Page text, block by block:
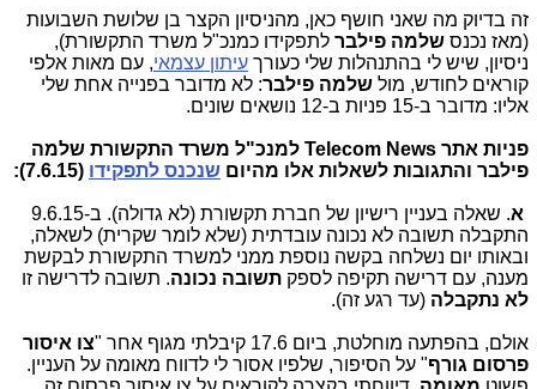
זה בדיוק מה שאני חושף כאן, מהניסיון הקצר בן שלושת השבועות
(מאז נכנס שלמה פילבר לתפקידו כמנכ"ל משרד התקשורת),
ניסיון, שיש לי בהתנהלות שלי כעורך עיתון עצמאי, עם מאות אלפי
קוראים לחודש, מול שלמה פילבר: לא מדובר בפנייה אחת שלי
אליו: מדובר ב-15 פניות ב-12 נושאים שונים.
פניות אתר Telecom News למנכ"ל משרד התקשורת שלמה
פילבר והתגובות לשאלות אלו מהיום שנכנס לתפקידו (7.6.15):
א
. שאלה בעניין רישיון של חברת תקשורת (לא גדולה). ב-9.6.15
התקבלה תשובה לא נכונה עובדתית (שלא לומר שקרית) לשאלה,
ובאותו יום נשלחה בקשה נוספת ממני למשרד התקשורת לבקשת
מענה, עם דרישה תקיפה לספק תשובה נכונה. תשובה לדרישה זו
לא נתקבלה (עד רגע זה).
אולם, בהפתעה מוחלטת, ביום 17.6 קיבלתי מגוף אחר "
צו איסור
פרסום גורף" על הסיפור, שלפיו אסור לי לדווח מאומה על העניין.